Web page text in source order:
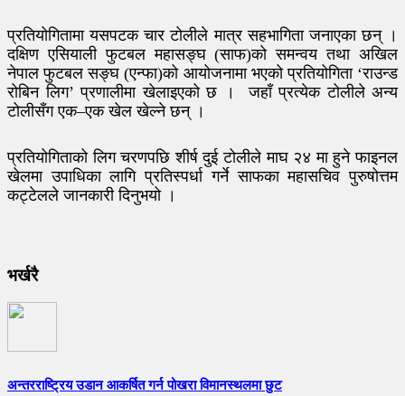
प्रतियोगितामा यसपटक चार टोलीले मात्र सहभागिता जनाएका छन् ।
दक्षिण एसियाली फुटबल महासङ्घ (साफ)को समन्वय तथा अखिल
नेपाल फुटबल सङ्घ (एन्फा)को आयोजनामा भएको प्रतियोगिता ‘राउन्ड
रोबिन लिग’ प्रणालीमा खेलाइएको छ । जहाँ प्रत्येक टोलीले अन्य
टोलीसँग एक–एक खेल खेल्ने छन् ।
प्रतियोगिताको लिग चरणपछि शीर्ष दुई टोलीले माघ २४ मा हुने फाइनल
खेलमा उपाधिका लागि प्रतिस्पर्धा गर्ने साफका महासचिव पुरुषोत्तम
कट्टेलले जानकारी दिनुभयो ।
भर्खरै
अन्तरराष्ट्रिय उडान आकर्षित गर्न पोखरा विमानस्थलमा छुट